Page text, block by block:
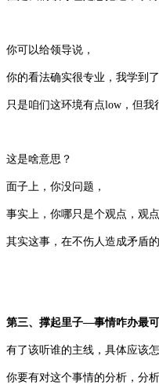
你可以给领导说，
你的看法确实很专业，我学到了
只是咱们这环境有点low，但我
这是啥意思？
面子上，你没问题，
事实上，你哪只是个观点，观
其实这事，在不伤人造成矛盾
第三、撑起里子—事情咋办最
有了该听谁的主线，具体应该
你要有对这个事情的分析，分